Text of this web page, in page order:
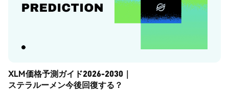
XLM価格予測ガイド2026-2030｜
ステラルーメン今後回復する？